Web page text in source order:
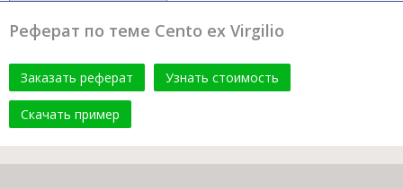
Реферат по теме Cento ex Virgilio
Заказать реферат Узнать стоимость
Скачать пример